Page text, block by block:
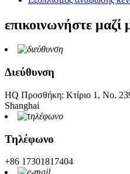
επικοινωνήστε μαζί
Διεύθυνση
HQ Προσθήκη: Κτίριο 1, Νο.
Shanghai
Τηλέφωνο
+86 17301817404